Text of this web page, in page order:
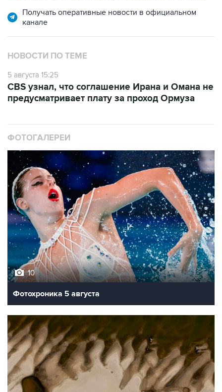
Получать оперативные новости в официальном
канале
НОВОСТИ ПО ТЕМЕ
5 августа 15:25
CBS узнал, что соглашение Ирана и Омана не
предусматривает плату за проход Ормуза
ФОТОГАЛЕРЕИ
10
Фотохроника 5 августа